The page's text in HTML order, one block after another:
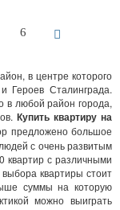
6
в центре которого
Героев Сталинграда.
в любой район города,
Купить квартиру на
предложено большое
с очень развитым
квартир с различными
квартиры стоит
суммы на которую
можно выиграть